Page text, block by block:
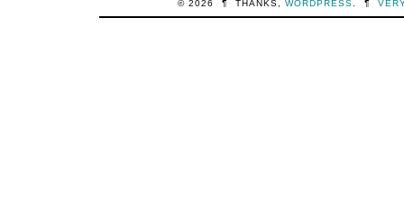
© 2026 ¶ THANKS, WORDPRESS ¶